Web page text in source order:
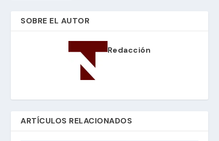
SOBRE EL AUTOR
Redacción
ARTÍCULOS RELACIONADOS